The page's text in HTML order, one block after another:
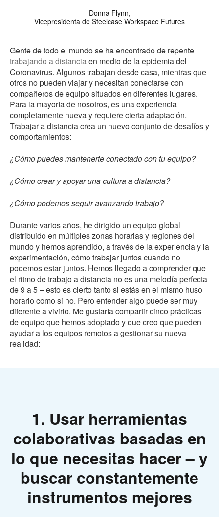
Donna Flynn,
Vicepresidenta de Steelcase Workspace Futures
Gente de todo el mundo se ha encontrado de repente
trabajando a distanciaen medio de la epidemia del
Coronavirus. Algunos trabajan desde casa, mientras que
otros no pueden viajar y necesitan conectarse con
compañeros de equipo situados en diferentes lugares.
Para la mayoría de nosotros, es una experiencia
completamente nueva y requiere cierta adaptación.
Trabajar a distancia crea un nuevo conjunto de desafíos y
comportamientos:
¿Cómo puedes mantenerte conectado con tu equipo?
¿Cómo crear y apoyar una cultura a distancia?
¿Cómo podemos seguir avanzando trabajo?
Durante varios años, he dirigido un equipo global
distribuido en múltiples zonas horarias y regiones del
mundo y hemos aprendido, a través de la experiencia y la
experimentación, cómo trabajar juntos cuando no
podemos estar juntos. Hemos llegado a comprender que
el ritmo de trabajo a distancia no es una melodía perfecta
de 9 a 5 – esto es cierto tanto si estás en el mismo huso
horario como si no. Pero entender algo puede ser muy
diferente a vivirlo. Me gustaría compartir cinco prácticas
de equipo que hemos adoptado y que creo que pueden
ayudar a los equipos remotos a gestionar su nueva
realidad:
1. Usar herramientas
colaborativas basadas en
lo que necesitas hacer – y
buscar constantemente
instrumentos mejores